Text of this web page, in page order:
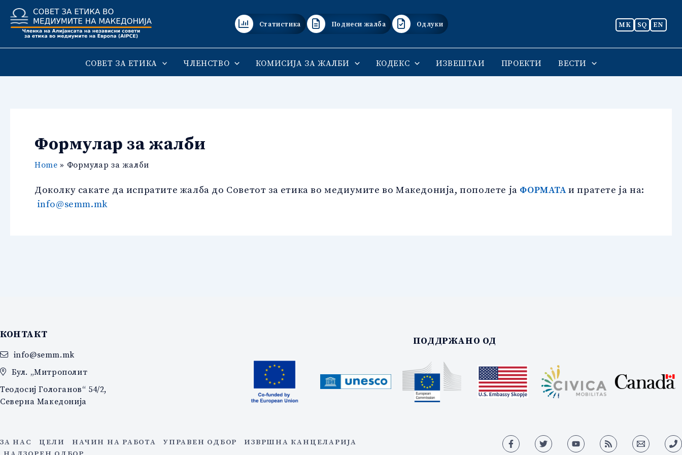
Skip
content
Статистика Поднеси жалба Одлуки MK SQ EN
СОВЕТ ЗА ЕТИКА ЧЛЕНСТВО КОМИСИЈА ЗА ЖАЛБИ КОДЕКС ИЗВЕШТАИ ПРОЕКТИ ВЕСТИ
Формулар за жалби
Home Формулар за жалби
Доколку сакате да испратите жалба до Советот за етика во медиумите во Македонија, пополете ја ФОРМАТАи пратете ја на:
info@semm.mk
КОНТАКТ
info@semm.mk
Бул. „Митрополит
Теодосиј Гологанов“ 54/2,
Северна Македонија
ПОДДРЖАНО ОД
ЗА НАС ЦЕЛИ НАЧИН НА РАБОТА УПРАВЕН ОДБОР
ИЗВРШНА КАНЦЕЛАРИЈА